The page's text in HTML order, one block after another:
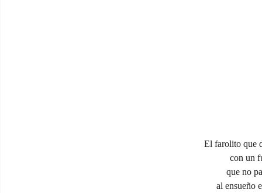
El farolito que
con un
que no
al ensueño